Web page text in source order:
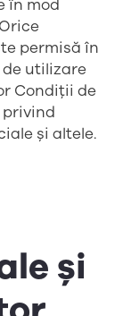
în mod
permisă în
utilizare
Condiții de
și altele.
și